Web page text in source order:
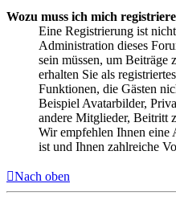
Wozu muss ich mich
Eine Registrierung ist
Administration dieses
sein müssen, um Beiträge
erhalten Sie als
Funktionen, die Gästen
Beispiel Avatarbilder,
andere Mitglieder, Beitritt
Wir empfehlen Ihnen eine
ist und Ihnen zahlreiche
Nach oben